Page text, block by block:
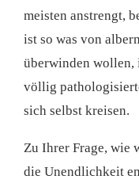
meisten anstrengt,
ist so was von
überwinden wollen,
völlig
sich selbst kreisen.
Zu Ihrer Frage, wie
die Unendlichkeit